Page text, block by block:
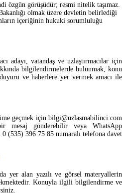
özgün görüşüdür; resmi nitelik taşımaz.
olmak üzere devletin belirlediği
içeriğinin hukuki sorumluluğu
adayı, vatandaş ve uzlaştırmacılar için
bilgilendirmelerde bulunmak, konu
ve haberlere yer vermek amacı ile
geçmek için bilgi@uzlasmabilinci.com
mesaj gönderebilir veya WhatsApp
0 (535) 396 75 85 numaralı telefona davet
yer alan yazılı ve görsel materyallerin
Konuyla ilgili bilgilendirme ve